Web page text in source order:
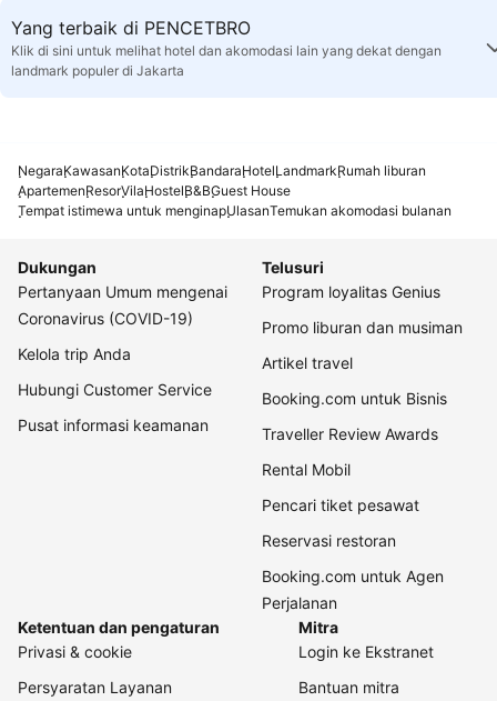
Yang terbaik di PENCETBRO
Klik di sini untuk melihat hotel dan akomodasi lain yang dekat dengan
landmark populer di Jakarta
NegaraKawasanKotaDistrikBandaraHotelLandmarkRumah liburan
ApartemenResorVilaHostelB&BGuest House
Tempat istimewa untuk menginapUlasanTemukan akomodasi bulanan
Dukungan
Pertanyaan Umum mengenai
Coronavirus (COVID-19)
Kelola trip Anda
Hubungi Customer Service
Pusat informasi keamanan
Telusuri
Program loyalitas Genius
Promo liburan dan musiman
Artikel travel
Booking.com untuk Bisnis
Traveller Review Awards
Rental Mobil
Pencari tiket pesawat
Reservasi restoran
Booking.com untuk Agen
Perjalanan
Ketentuan dan pengaturan
Privasi & cookie
Persyaratan Layanan
Mitra
Login ke Ekstranet
Bantuan mitra